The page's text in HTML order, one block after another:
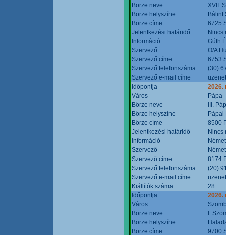
Börze neve
XVII.
Börze helyszíne
Bálint
Börze címe
6725
Jelentkezési határidő
Nincs
Információ
Gúth
Szervező
O/A
Szervező címe
6753
Szervező telefonszáma
(30)
Szervező e-mail címe
Időpontja
2026.
Város
Pápa
Börze neve
III.
Börze helyszíne
Pápai
Börze címe
8500
Jelentkezési határidő
Nincs
Információ
Szervező
Szervező címe
8174
Szervező telefonszáma
(20)
Szervező e-mail címe
Kiállítók száma
28
Időpontja
2026.
Város
Börze neve
I.
Börze helyszíne
Börze címe
9700